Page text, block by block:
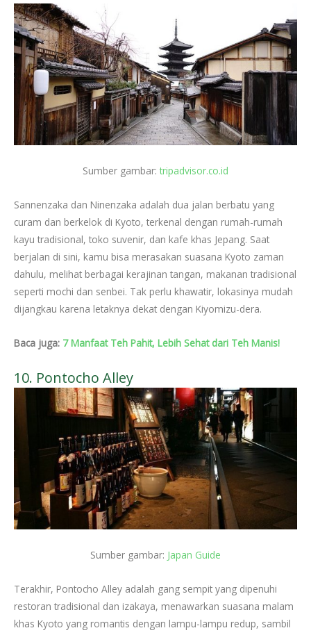
Sumber gambar: tripadvisor.co.id
Sannenzaka dan Ninenzaka adalah dua jalan berbatu yang
curam dan berkelok di Kyoto, terkenal dengan rumah-rumah
kayu tradisional, toko suvenir, dan kafe khas Jepang. Saat
berjalan di sini, kamu bisa merasakan suasana Kyoto zaman
dahulu, melihat berbagai kerajinan tangan, makanan tradisional
seperti mochi dan senbei. Tak perlu khawatir, lokasinya mudah
dijangkau karena letaknya dekat dengan Kiyomizu-dera.
Baca juga: 7 Manfaat Teh Pahit, Lebih Sehat dari Teh Manis!
10. Pontocho Alley
Sumber gambar: Japan Guide
Terakhir, Pontocho Alley adalah gang sempit yang dipenuhi
restoran tradisional dan izakaya, menawarkan suasana malam
khas Kyoto yang romantis dengan lampu-lampu redup, sambil